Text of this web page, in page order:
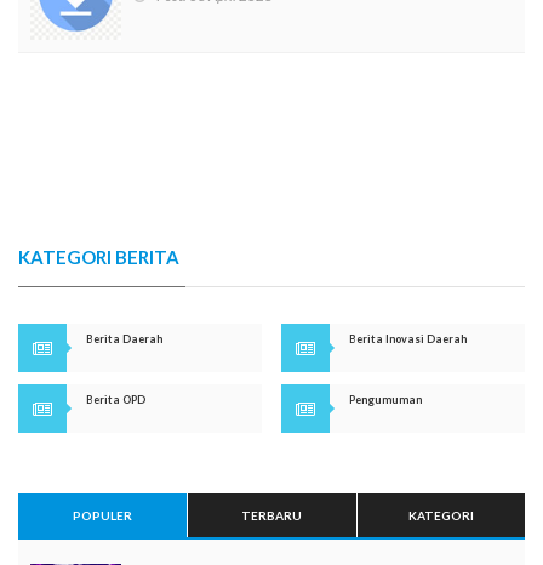
KATEGORI BERITA
Berita Daerah Berita Inovasi Daerah
Berita OPD Pengumuman
POPULER TERBARU KATEGORI